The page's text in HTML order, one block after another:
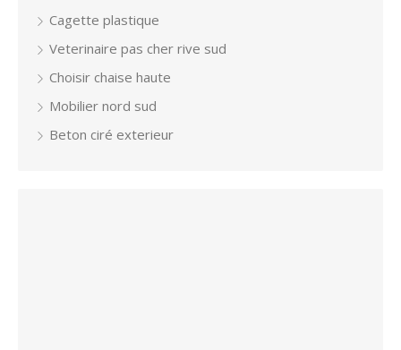
Cagette plastique
Veterinaire pas cher rive sud
Choisir chaise haute
Mobilier nord sud
Beton ciré exterieur